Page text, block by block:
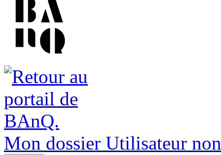
Mon dossier Utilisateur